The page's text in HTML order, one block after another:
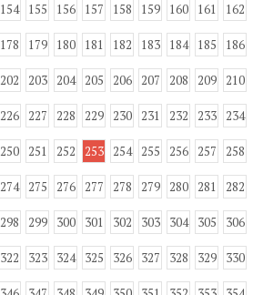
154 155 156 157 158 159 160 161 162
178 179 180 181 182 183 184 185 186
202 203 204 205 206 207 208 209 210
226 227 228 229 230 231 232 233 234
250 251 252 253 254 255 256 257 258
274 275 276 277 278 279 280 281 282
298 299 300 301 302 303 304 305 306
322 323 324 325 326 327 328 329 330